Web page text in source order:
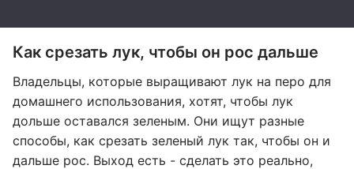
Как срезать лук, чтобы он рос дальше
Владельцы, которые выращивают лук на перо для
домашнего использования, хотят, чтобы лук
дольше оставался зеленым. Они ищут разные
способы, как срезать зеленый лук так, чтобы он и
дальше рос. Выход есть - сделать это реально,